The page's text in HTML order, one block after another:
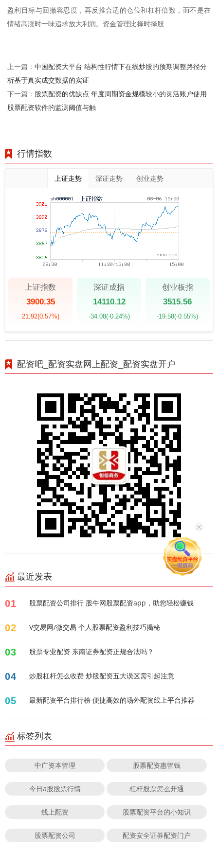
盈利目标与回撤容忍度，再反推合适的仓位和杠杆倍数，而不是在
情绪高涨时一味追求放大利润。资金管理比择时择股
上一篇： 中国配资大平台 结构性行情下在线炒股的预期调整路径分
析基于真实成交数据的实证
下一篇： 股票配资的优缺点 年度周期资金规模较小的灵活账户使用
股票配资软件的监测阈值与触
行情指数
上证走势 深证走势 创业走势
上证指数
3900.35
21.92(0.57%)
深证成指
14110.12
-34.08(-0.24%)
创业板指
3515.56
-19.58(-0.55%)
配资吧_配资实盘网上配资_配资实盘开户
最近发表
01 股票配资公司排行 股牛网股票配资app，助您轻松赚钱
02 V交易网/微交易 个人股票配资盈利技巧揭秘
03 股票专业配资 东南证券配资正规合法吗？
04 炒股杠杆怎么收费 炒股配资五大误区需引起注意
05 最新配资平台排行榜 便捷高效的场外配资线上平台推荐
标签列表
中广资本管理 股票配资惠管钱
今日a股股票行情 杠杆股票怎么开通
线上配资 股票配资平台的小知识
股票配资公司 配资安全证券配资门户